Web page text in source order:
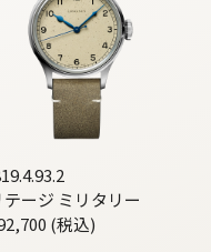
テージ ミリタリー
(税込)